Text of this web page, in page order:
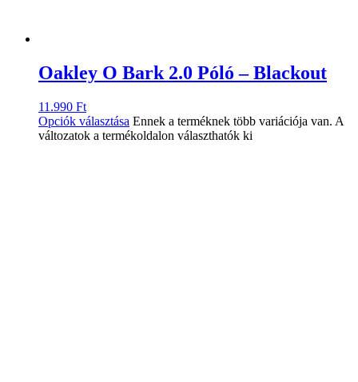
Oakley O Bark 2.0 Póló – Blackout
11.990 Ft
Opciók választása Ennek a terméknek több variációja van. A
változatok a termékoldalon választhatók ki